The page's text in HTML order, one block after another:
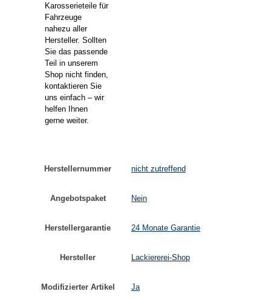
Karosserieteile für
Fahrzeuge
nahezu aller
Hersteller. Sollten
Sie das passende
Teil in unserem
Shop nicht finden,
kontaktieren Sie
uns einfach – wir
helfen Ihnen
gerne weiter.
Herstellernummer nicht zutreffend
Angebotspaket Nein
Herstellergarantie 24 Monate Garantie
Hersteller Lackiererei-Shop
Modifizierter Artikel Ja